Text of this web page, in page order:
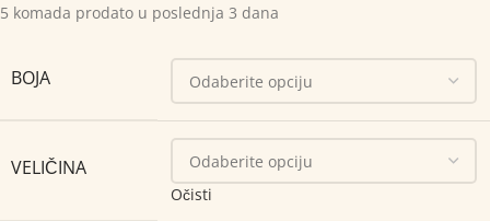
5 komada prodato u poslednja 3 dana
BOJA
VELIČINA
Očisti